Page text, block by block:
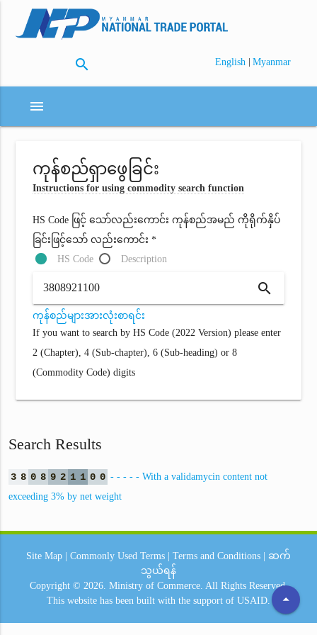
search English | Myanmar
menu
ကုန်စည်ရှာဖွေခြင်း
Instructions for using commodity search function
HS Code ဖြင့် သော်လည်းကောင်း ကုန်စည်အမည် ကိုရိုက်နှိပ်
ခြင်းဖြင့်သော် လည်းကောင်း *
HS Code
Description
search
ကုန်စည်များအားလုံးစာရင်း
If you want to search by HS Code (2022 Version) please enter
2 (Chapter), 4 (Sub-chapter), 6 (Sub-heading) or 8
(Commodity Code) digits
Search Results
3 8 0 8 9 2 1 1 0 0 - - - - - With a validamycin content not
exceeding 3% by net weight
arrow_drop_up
Site Map Commonly Used Terms Terms and Conditions
ဆက်
သွယ်ရန်
Copyright © 2026. Ministry of Commerce. All Rights Reserved.
This website has been built with the support of USAID.